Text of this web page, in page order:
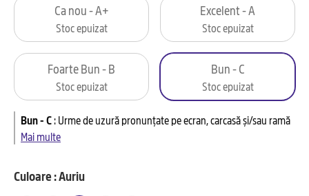
Ca nou - A+
Stoc epuizat
Excelent - A
Stoc epuizat
Foarte Bun - B
Stoc epuizat
Bun - C
Stoc epuizat
Bun - C:Urme de uzură pronunțate pe ecran, carcasă și/sau ramă
Mai multe
Culoare : Auriu